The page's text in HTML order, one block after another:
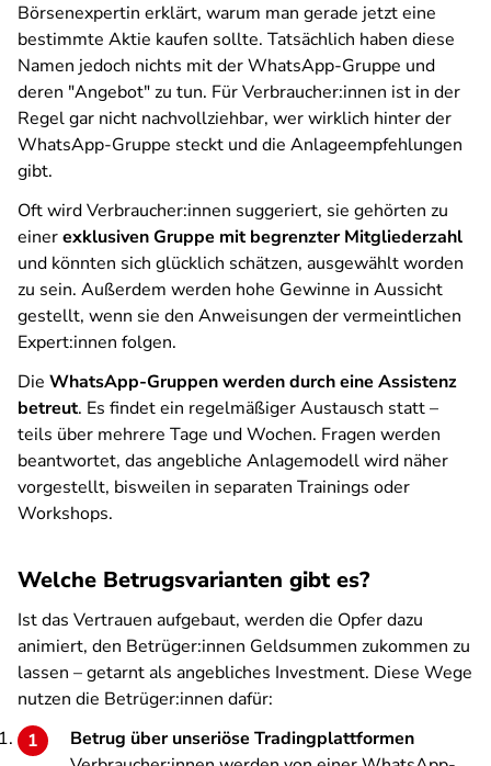
Börsenexpertin erklärt, warum man gerade jetzt eine
bestimmte Aktie kaufen sollte. Tatsächlich haben diese
Namen jedoch nichts mit der WhatsApp-Gruppe und
deren "Angebot" zu tun. Für Verbraucher:innen ist in der
Regel gar nicht nachvollziehbar, wer wirklich hinter der
WhatsApp-Gruppe steckt und die Anlageempfehlungen
gibt.
Oft wird Verbraucher:innen suggeriert, sie gehörten zu
einerexklusiven Gruppe mit begrenzter Mitgliederzahl
und könnten sich glücklich schätzen, ausgewählt worden
zu sein. Außerdem werden hohe Gewinne in Aussicht
gestellt, wenn sie den Anweisungen der vermeintlichen
Expert:innen folgen.
Die WhatsApp-Gruppen werden durch eine Assistenz
betreut. Es findet ein regelmäßiger Austausch statt –
teils über mehrere Tage und Wochen. Fragen werden
beantwortet, das angebliche Anlagemodell wird näher
vorgestellt, bisweilen in separaten Trainings oder
Workshops.
Welche Betrugsvarianten gibt es?
Ist das Vertrauen aufgebaut, werden die Opfer dazu
animiert, den Betrüger:innen Geldsummen zukommen zu
lassen – getarnt als angebliches Investment. Diese Wege
nutzen die Betrüger:innen dafür:
Betrug über unseriöse Tradingplattformen